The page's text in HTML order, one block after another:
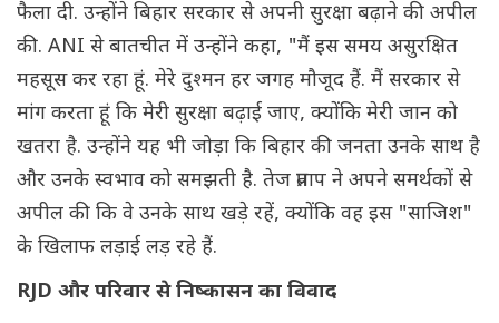
फैला दी. उन्होंने बिहार सरकार से अपनी सुरक्षा बढ़ाने की अपील
की. ANI से बातचीत में उन्होंने कहा, "मैं इस समय असुरक्षित
महसूस कर रहा हूं. मेरे दुश्मन हर जगह मौजूद हैं. मैं सरकार से
मांग करता हूं कि मेरी सुरक्षा बढ़ाई जाए, क्योंकि मेरी जान को
खतरा है. उन्होंने यह भी जोड़ा कि बिहार की जनता उनके साथ है
और उनके स्वभाव को समझती है. तेज प्रताप ने अपने समर्थकों से
अपील की कि वे उनके साथ खड़े रहें, क्योंकि वह इस "साजिश"
के खिलाफ लड़ाई लड़ रहे हैं.
RJD और परिवार से निष्कासन का विवाद